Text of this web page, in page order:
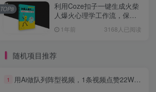
免费投稿专区，先看要求在投稿！！！ 打字打码就能赚钱的副业，利用碎片时间，实现月入过万，简单的赚钱小副业
利用Coze扣子一键生成火柴
人爆火心理学工作流，保姆
1年前 3168人已阅读
TOP8
随机项目推荐
1 用Ai做队列阵型视频，1条视频点赞22W，单日变现1000+